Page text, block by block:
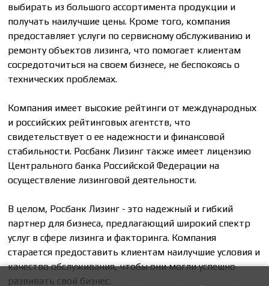
выбирать из большого ассортимента продукции и
получать наилучшие цены. Кроме того, компания
предоставляет услуги по сервисному обслуживанию и
ремонту объектов лизинга, что помогает клиентам
сосредоточиться на своем бизнесе, не беспокоясь о
технических проблемах.
Компания имеет высокие рейтинги от международных
и российских рейтинговых агентств, что
свидетельствует о ее надежности и финансовой
стабильности. Росбанк Лизинг также имеет лицензию
Центрального банка Российской Федерации на
осуществление лизинговой деятельности.
В целом, Росбанк Лизинг - это надежный и гибкий
партнер для бизнеса, предлагающий широкий спектр
услуг в сфере лизинга и факторинга. Компания
старается предоставить клиентам наилучшие условия и
качество обслуживания, чтобы они могли успешно
развивать свой бизнес.